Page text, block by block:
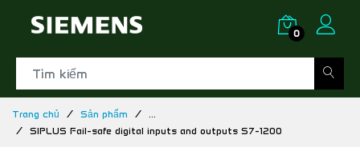
0
Trang chủ Sản phẩm
...
SIPLUS Fail-safe digital inputs and outputs S7-1200